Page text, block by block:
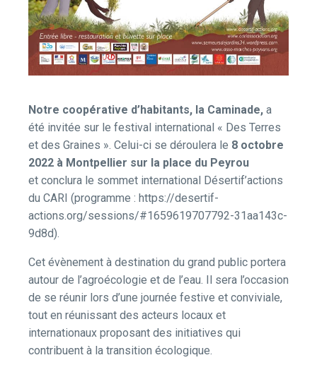
Notre coopérative d’habitants, la Caminade, a
été invitée sur le festival international « Des Terres
et des Graines ». Celui-ci se déroulera le 8 octobre
2022 à Montpellier sur la place du Peyrou
et conclura le sommet international Désertif’actions
du CARI (programme : https://desertif-
actions.org/sessions/#1659619707792-31aa143c-
9d8d).
Cet évènement à destination du grand public portera
autour de l’agroécologie et de l’eau. Il sera l’occasion
de se réunir lors d’une journée festive et conviviale,
tout en réunissant des acteurs locaux et
internationaux proposant des initiatives qui
contribuent à la transition écologique.